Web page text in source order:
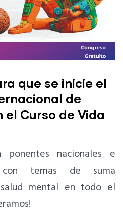
que se inicie el
de
el Curso de Vida
nacionales e
con temas de suma
mental en todo el